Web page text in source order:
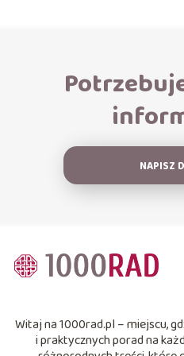
NAPISZ
Witaj na 1000rad.pl – miejscu,
i praktycznych porad na